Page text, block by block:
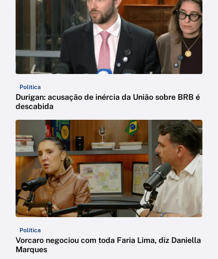
Política
Durigan: acusação de inércia da União sobre BRB é
descabida
Política
Vorcaro negociou com toda Faria Lima, diz Daniella
Marques